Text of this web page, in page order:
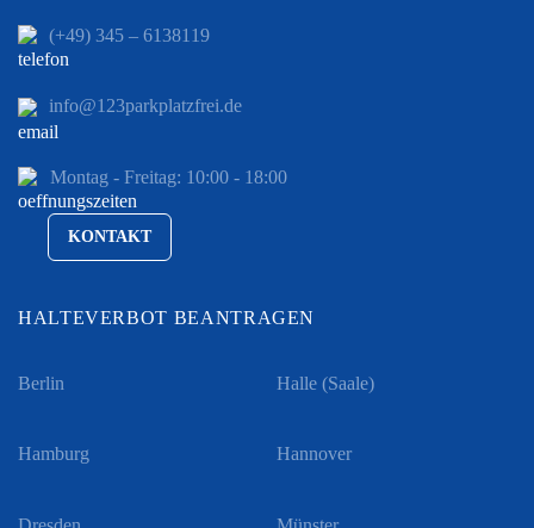
(+49) 345 – 6138119
info@123parkplatzfrei.de
Montag - Freitag: 10:00 - 18:00
KONTAKT
HALTEVERBOT BEANTRAGEN
Berlin
Hamburg
Halle (Saale)
Hannover